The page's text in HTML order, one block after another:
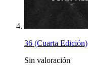
36 (Cuarta Edición)
Sin valoración